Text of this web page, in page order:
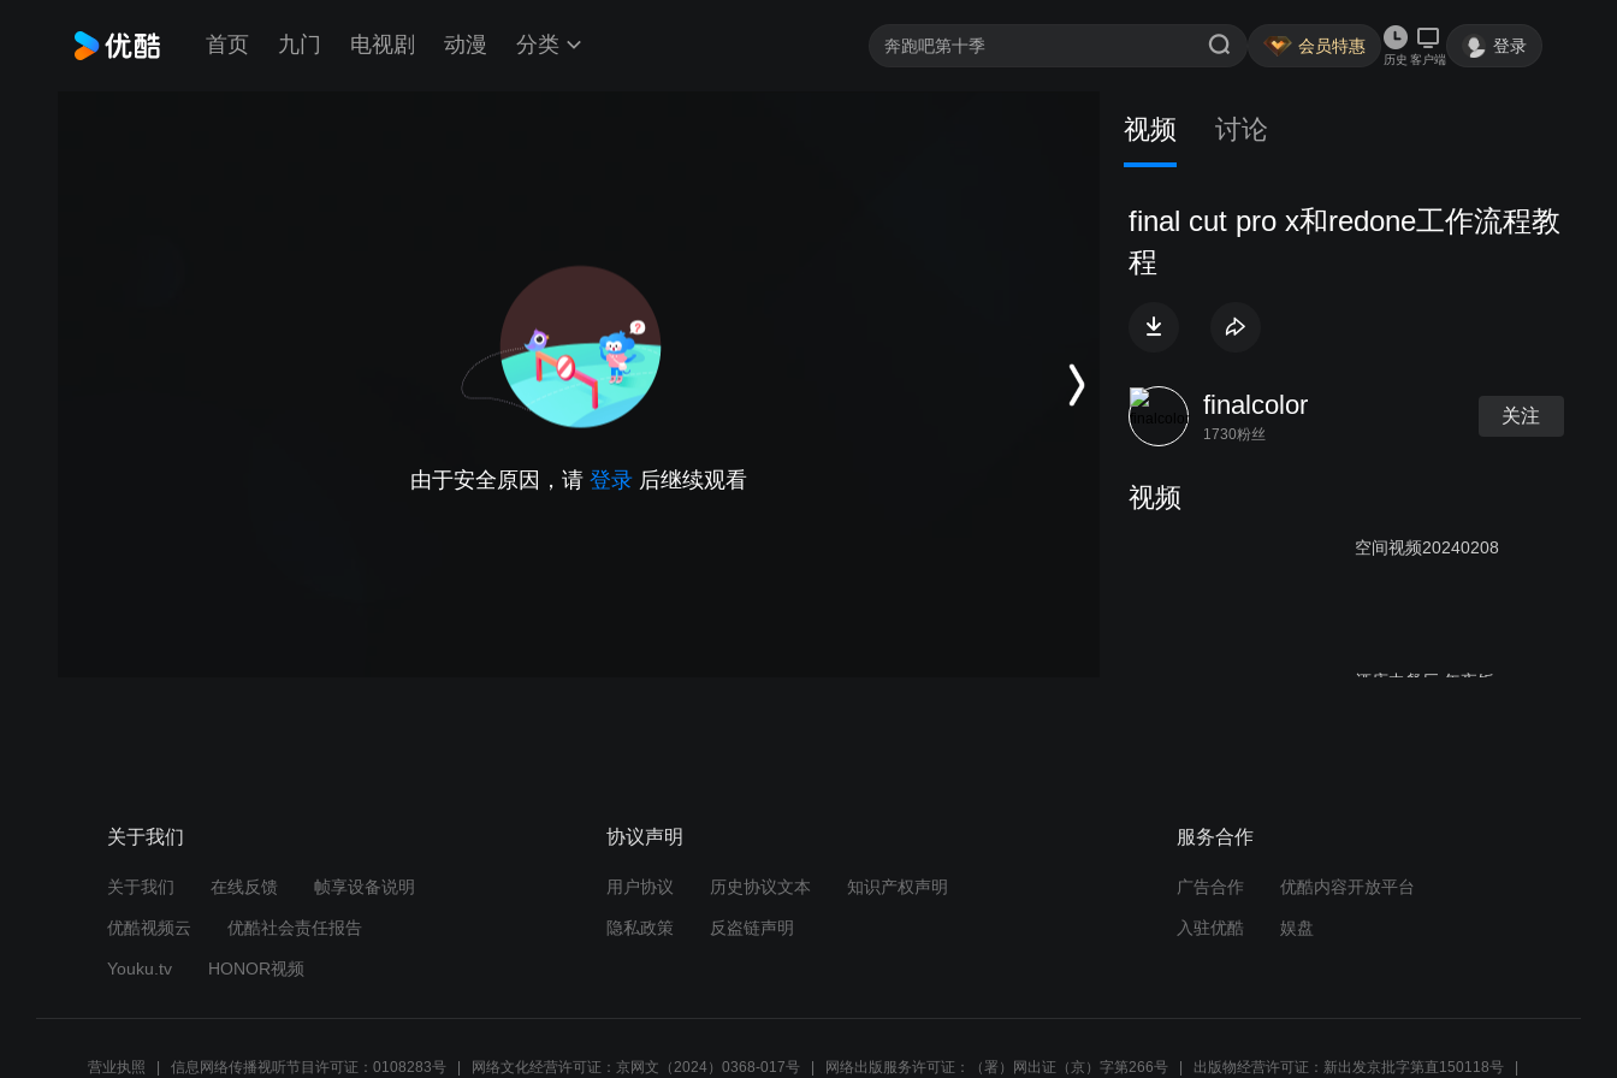
首页 九门 电视剧 动漫 分类 会员特惠
历史 客户端
登录
由于安全原因，请 登录 后继续观看
视频 讨论
final cut pro x和redone工作流程教
程
finalcolor
1730粉丝
关注
视频
空间视频20240208
酒店中餐厅 年夜饭
关于我们
关于我们 在线反馈 帧享设备说明
优酷视频云 优酷社会责任报告
Youku.tv HONOR视频
协议声明
用户协议 历史协议文本 知识产权声明
隐私政策 反盗链声明
服务合作
广告合作 优酷内容开放平台
入驻优酷 娱盘
营业执照 信息网络传播视听节目许可证：0108283号 网络文化经营许可证：京网文（2024）0368-017号 网络出版服务许可证：（署）网出证（京）字第266号 出版物经营许可证：新出发京批字第直150118号